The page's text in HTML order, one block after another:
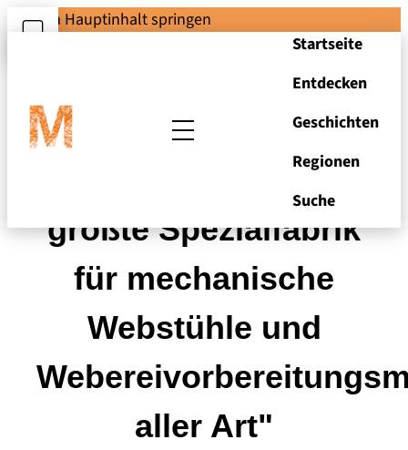
Zum Hauptinhalt springen
Startseite
Entdecken
Geschichten
Regionen
Suche
Buch "Erste und
größte Spezialfabrik
für mechanische
Webstühle und
aller Art"